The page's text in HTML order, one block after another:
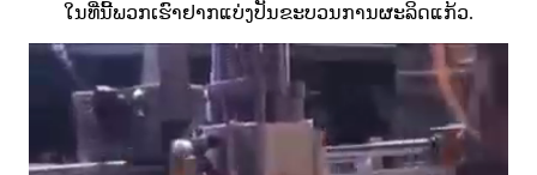
ໃນທີ່ນີ້ພວກເຮົາຢາກແບ່ງປັນຂະບວນການຜະລິດແກ້ວ.